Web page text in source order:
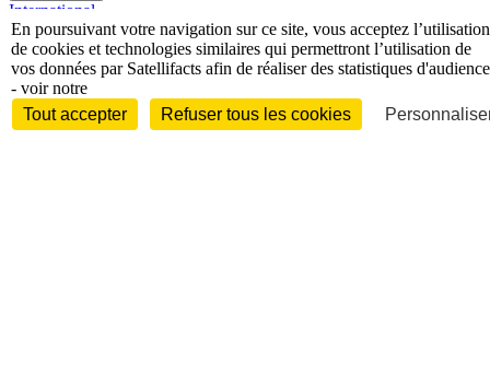
International
Personnalités
En poursuivant votre navigation sur ce site, vous acceptez l’utilisation
de cookies et technologies similaires qui permettront l’utilisation de
vos données par Satellifacts afin de réaliser des statistiques d'audience
- voir notre
Tout accepter
Refuser tous les cookies